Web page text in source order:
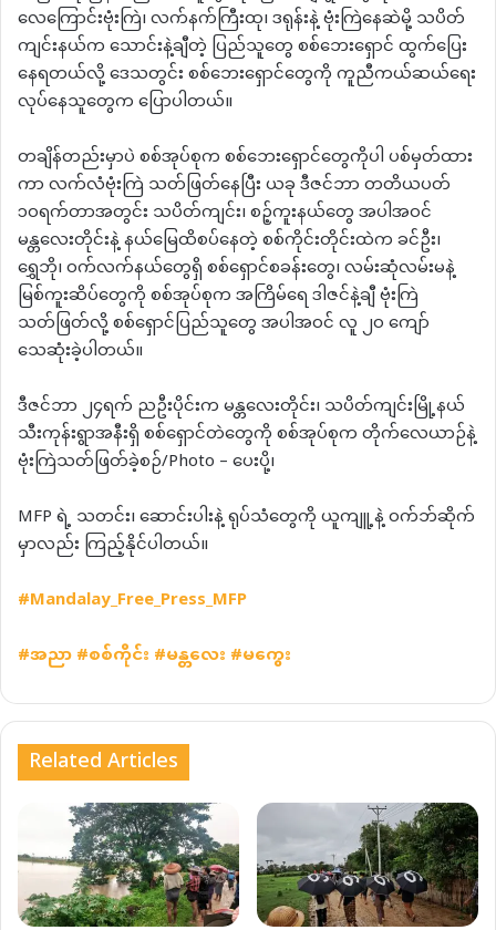
လေကြောင်းဗုံးကြဲ၊ လက်နက်ကြီးထု၊ ဒရုန်းနဲ့ ဗုံးကြဲနေဆဲမို့ သပိတ်
ကျင်းနယ်က သောင်းနဲ့ချီတဲ့ ပြည်သူတွေ စစ်ဘေးရှောင် ထွက်ပြေး
နေရတယ်လို့ ဒေသတွင်း စစ်ဘေးရှောင်တွေကို ကူညီကယ်ဆယ်ရေး
လုပ်နေသူတွေက ပြောပါတယ်။
တချိန်တည်းမှာပဲ စစ်အုပ်စုက စစ်ဘေးရှောင်တွေကိုပါ ပစ်မှတ်ထား
ကာ လက်လံဗုံးကြဲ သတ်ဖြတ်နေပြီး ယခု ဒီဇင်ဘာ တတိယပတ်
၁၀ရက်တာအတွင်း သပိတ်ကျင်း၊ စဉ့်ကူးနယ်တွေ အပါအဝင်
မန္တလေးတိုင်းနဲ့ နယ်မြေထိစပ်နေတဲ့ စစ်ကိုင်းတိုင်းထဲက ခင်ဦး၊
ရွှေဘို၊ ဝက်လက်နယ်တွေရှိ စစ်ရှောင်စခန်းတွေ၊ လမ်းဆုံလမ်းမနဲ့
မြစ်ကူးဆိပ်တွေကို စစ်အုပ်စုက အကြိမ်ရေ ဒါဇင်နဲ့ချီ ဗုံးကြဲ
သတ်ဖြတ်လို့ စစ်ရှောင်ပြည်သူတွေ အပါအဝင် လူ ၂၀ ကျော်
သေဆုံးခဲ့ပါတယ်။
ဒီဇင်ဘာ ၂၄ရက် ညဦးပိုင်းက မန္တလေးတိုင်း၊ သပိတ်ကျင်းမြို့နယ်
သီးကုန်းရွာအနီးရှိ စစ်ရှောင်တဲတွေကို စစ်အုပ်စုက တိုက်လေယာဉ်နဲ့
ဗုံးကြဲသတ်ဖြတ်ခဲ့စဉ်/Photo – ပေးပို့၊
MFP ရဲ့ သတင်း၊ ဆောင်းပါးနဲ့ ရုပ်သံတွေကို ယူကျူ့နဲ့ ဝက်ဘ်ဆိုက်
မှာလည်း ကြည့်နိုင်ပါတယ်။
#Mandalay_Free_Press_MFP
#အညာ#စစ်ကိုင်း#မန္တလေး#မကွေး
Related Articles